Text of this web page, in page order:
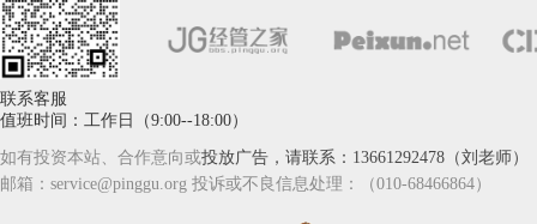
联系客服
值班时间：工作日（9:00--18:00）
如有投资本站、合作意向或投放广告，请联系：13661292478（刘老师）
邮箱：service@pinggu.org 投诉或不良信息处理：（010-68466864）